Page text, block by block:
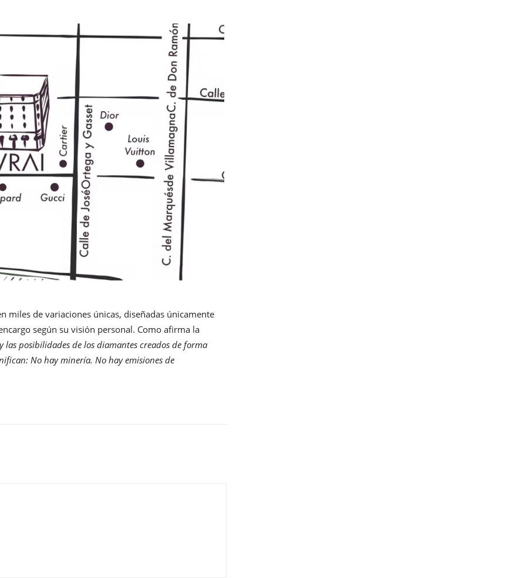
miles de variaciones únicas, diseñadas únicamente
según su visión personal. Como afirma la
las posibilidades de los diamantes creados de forma
No hay minería. No hay emisiones de